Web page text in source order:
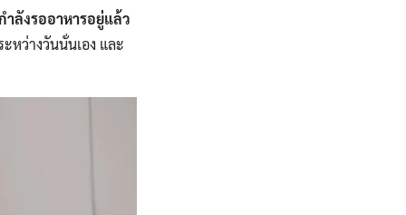
ำลังรออาหารอยู่แล้ว
หว่างวันนั่นเอง และ